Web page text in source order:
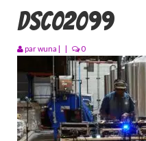
Portfolio
Walls
Collective walls
DSC02099
parwuna | | 0